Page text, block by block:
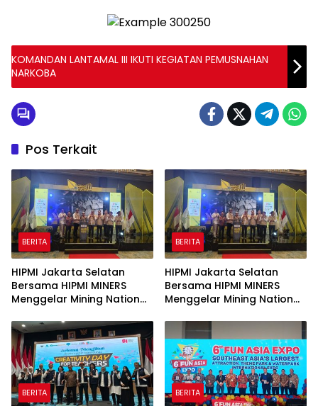
KOMANDAN LANTAMAL III IKUTI KEGIATAN PEMUSNAHAN
NARKOBA
Pos Terkait
BERITA
HIPMI Jakarta Selatan
Bersama HIPMI MINERS
Menggelar Mining Nation
Indah Golf Jakarta
BERITA
HIPMI Jakarta Selatan
Bersama HIPMI MINERS
Menggelar Mining Nation
Indah Golf Jakarta
BERITA BERITA